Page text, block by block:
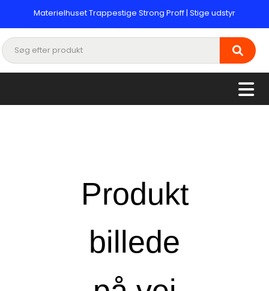
Materielhuset Trappestige Strong Proff | Stige udstyr